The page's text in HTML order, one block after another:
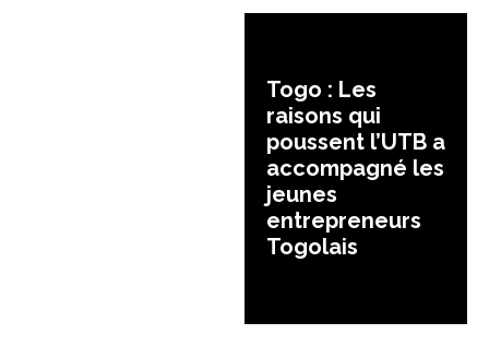
Togo : Les
raisons qui
poussent l’UTB a
accompagné les
jeunes
entrepreneurs
Togolais